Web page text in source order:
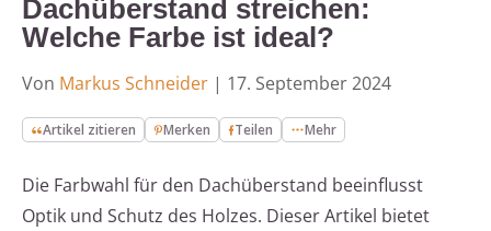
Dachüberstand streichen:
Welche Farbe ist ideal?
Von Markus Schneider | 17. September 2024
Artikel zitieren Merken Teilen Mehr
Die Farbwahl für den Dachüberstand beeinflusst
Optik und Schutz des Holzes. Dieser Artikel bietet